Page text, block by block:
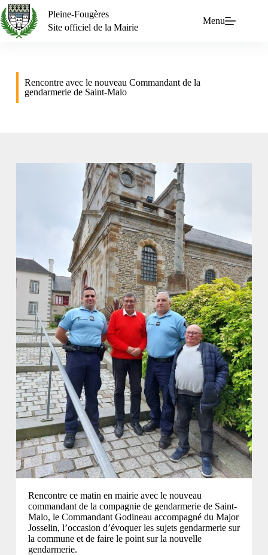
Pleine-Fougères
Site officiel de la Mairie
Menu
Rencontre avec le nouveau Commandant de la
gendarmerie de Saint-Malo
Rencontre ce matin en mairie avec le nouveau
commandant de la compagnie de gendarmerie de Saint-
Malo, le Commandant Godineau accompagné du Major
Josselin, l’occasion d’évoquer les sujets gendarmerie sur
la commune et de faire le point sur la nouvelle
gendarmerie.